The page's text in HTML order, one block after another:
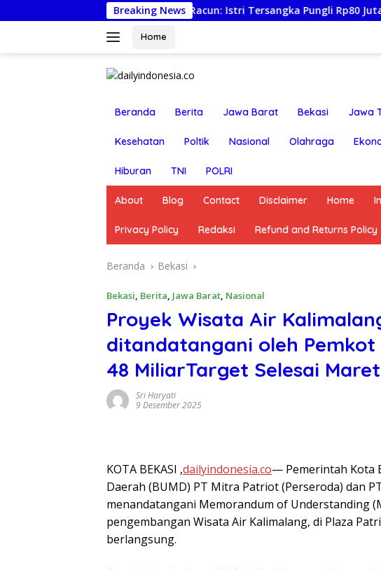
ke
Breaking News
Lapor Ancaman Bunuh-Racun: Istri Tersangka Pungli Rp80 Juta Diperiksa,
Home
Beranda Berita Jawa Barat Bekasi Jawa
Kesehatan Poltik Nasional Olahraga
Hiburan TNI POLRI
About Blog Contact Disclaimer Home
Privacy Policy Redaksi Refund and Returns Policy
Beranda Bekasi
Bekasi, Berita, Jawa Barat, Nasional
Proyek Wisata Air
ditandatangani oleh
48 MiliarTarget Selesai
Sri Haryati
9 Desember 2025
‎KOTA BEKASI ,dailyindonesia.co— Pemerintah Kota
Daerah (BUMD) PT Mitra Patriot (Perseroda) dan
menandatangani Memorandum of Understanding
pengembangan Wisata Air Kalimalang, di Plaza
berlangsung.